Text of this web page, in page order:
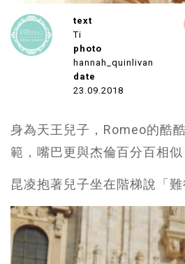
text
Ti
photo
hannah_quinlivan
date
23.09.2018
身為天王兒子，Romeo的酷
範，嘴巴更與杰倫百分百相似
昆凌抱著兒子坐在階梯說「難